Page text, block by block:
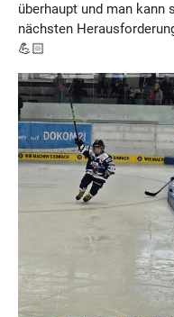
überhaupt und man
nächsten
💪🏻